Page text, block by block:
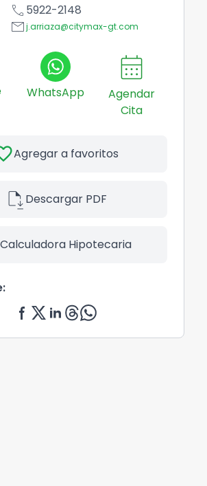
call 5922-2148
emailj.arriaza@citymax-gt.com
WhatsApp
calendar_month
Agendar
Cita
Agregar a favoritos
file_saveDescargar PDF
Calculadora Hipotecaria